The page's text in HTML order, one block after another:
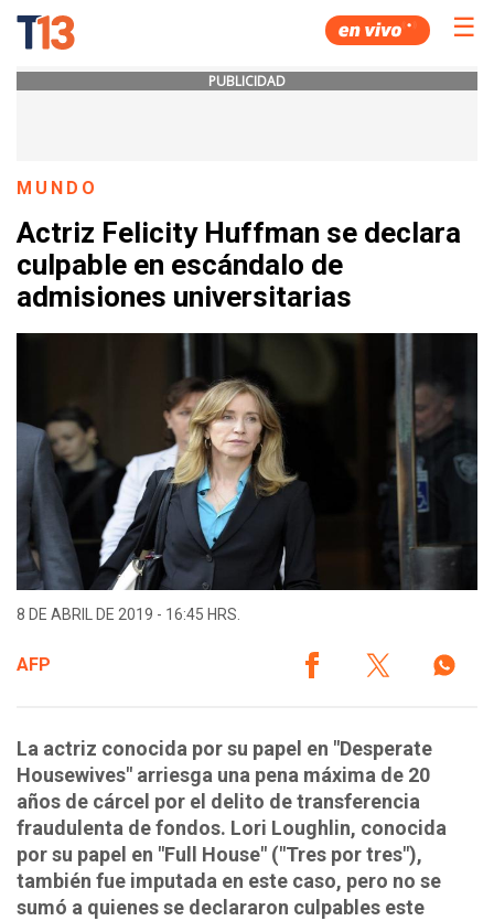
☰
PUBLICIDAD
MUNDO
Actriz Felicity Huffman se declara
culpable en escándalo de
admisiones universitarias
8 DE ABRIL DE 2019 - 16:45 HRS.
AFP
La actriz conocida por su papel en "Desperate
Housewives" arriesga una pena máxima de 20
años de cárcel por el delito de transferencia
fraudulenta de fondos. Lori Loughlin, conocida
por su papel en "Full House" ("Tres por tres"),
también fue imputada en este caso, pero no se
sumó a quienes se declararon culpables este